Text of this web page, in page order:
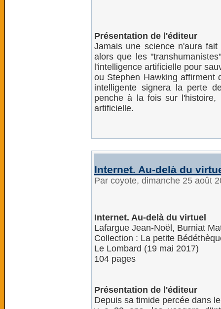
Présentation de l'éditeur
Jamais une science n'aura
alors que les
l'intelligence artificielle pour
ou Stephen Hawking affirment
intelligente signera la perte
penche à la fois sur
artificielle.
Internet. Au-delà du
Par coyote, dimanche 25 août
Internet. Au-delà du virtuel
Lafargue Jean-Noël, Burniat
Collection : La petite
Le Lombard (19 mai 2017)
104 pages
Présentation de l'éditeur
Depuis sa timide percée dans